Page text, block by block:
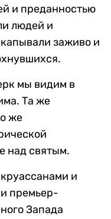
и преданностью
людей и
заживо и
мы видим в
Та же
же
над святым.
и
премьер-
Запада